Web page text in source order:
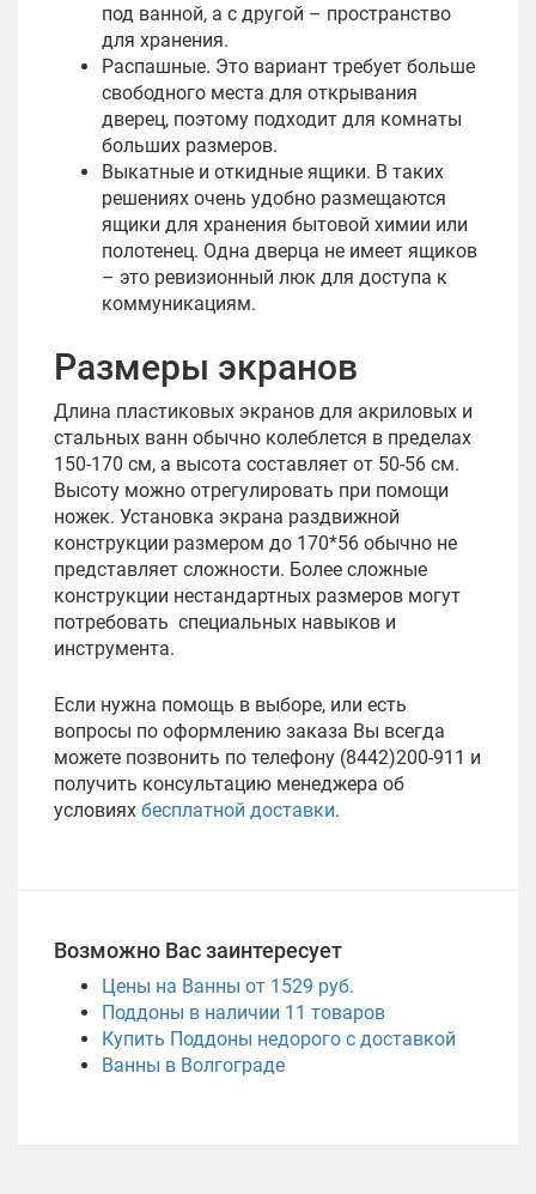
под ванной, а с другой – пространство
для хранения.
Распашные. Это вариант требует больше
свободного места для открывания
дверец, поэтому подходит для комнаты
больших размеров.
Выкатные и откидные ящики. В таких
решениях очень удобно размещаются
ящики для хранения бытовой химии или
полотенец. Одна дверца не имеет ящиков
– это ревизионный люк для доступа к
коммуникациям.
Размеры экранов
Длина пластиковых экранов для акриловых и
стальных ванн обычно колеблется в пределах
150-170 см, а высота составляет от 50-56 см.
Высоту можно отрегулировать при помощи
ножек. Установка экрана раздвижной
конструкции размером до 170*56 обычно не
представляет сложности. Более сложные
конструкции нестандартных размеров могут
потребовать специальных навыков и
инструмента.
Если нужна помощь в выборе, или есть
вопросы по оформлению заказа Вы всегда
можете позвонить по телефону (8442)200-911 и
получить консультацию менеджера об
условиях бесплатной доставки.
Возможно Вас заинтересует
Цены на Ванны от 1529 руб.
Поддоны в наличии 11 товаров
Купить Поддоны недорого с доставкой
Ванны в Волгограде